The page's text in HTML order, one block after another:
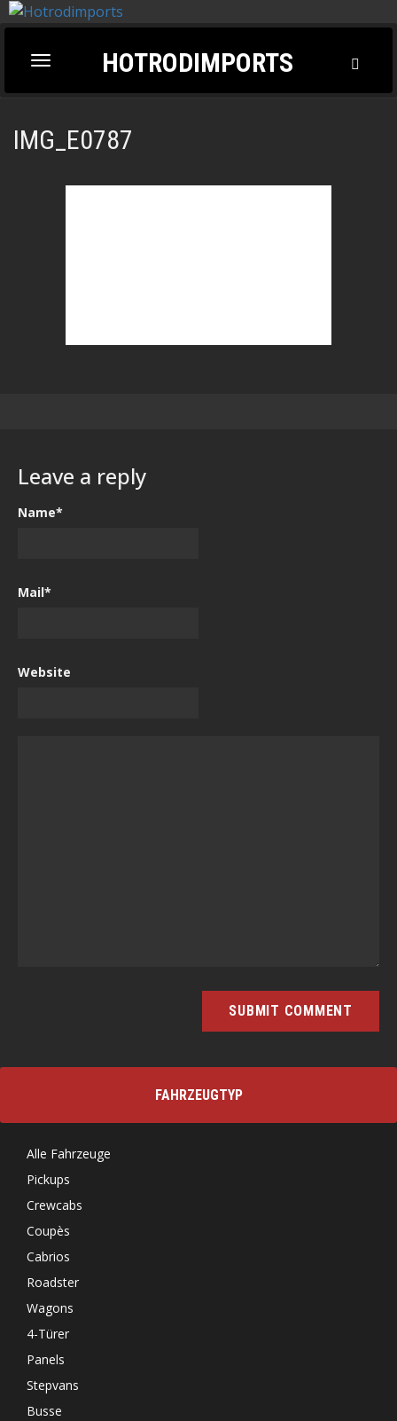
Toggle
navigation
HOTRODIMPORTS
IMG_E0787
Leave a reply
Name*
Mail*
Website
FAHRZEUGTYP
Alle Fahrzeuge
Pickups
Crewcabs
Coupès
Cabrios
Roadster
Wagons
4-Türer
Panels
Stepvans
Busse